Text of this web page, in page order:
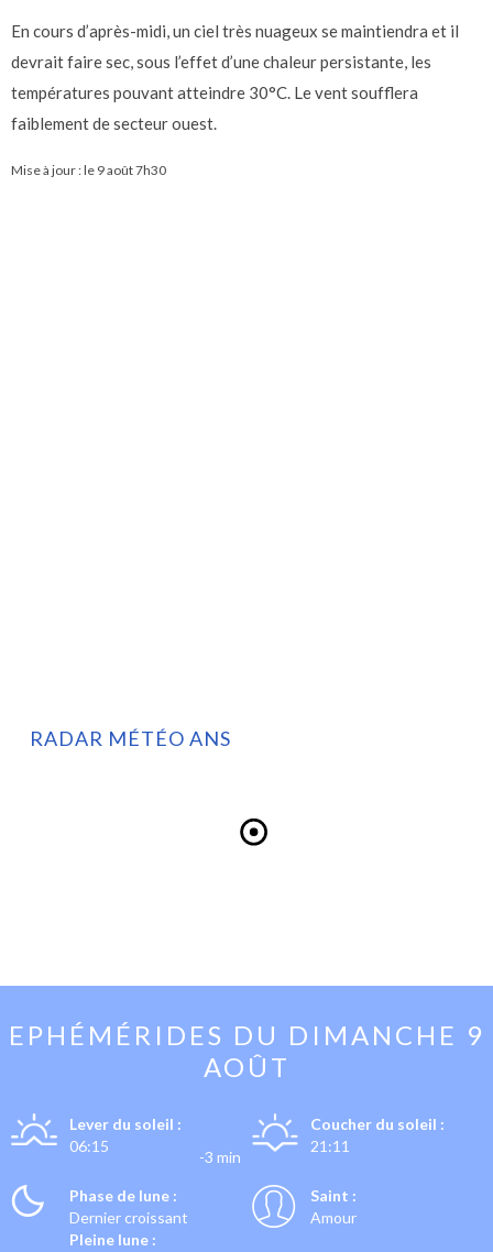
En cours d’après-midi, un ciel très nuageux se maintiendra et il
devrait faire sec, sous l’effet d’une chaleur persistante, les
températures pouvant atteindre 30°C. Le vent soufflera
faiblement de secteur ouest.
Mise à jour : le 9 août 7h30
RADAR MÉTÉO ANS
EPHÉMÉRIDES DU DIMANCHE 9
AOÛT
Lever du soleil :
06:15
-3 min
Coucher du soleil :
21:11
Phase de lune :
Dernier croissant
Pleine lune :
Saint :
Amour